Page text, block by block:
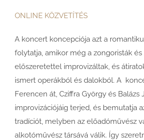
ONLINE KÖZVETÍTÉS
A koncert koncepciója azt a
folytatja, amikor még a zongoristák és
előszeretettel improvizáltak, és
ismert operákból és dalokból. A
Ferencen át, Cziffra György és Balázs
improvizációjáig terjed, és bemutatja
tradíciót, melyben az előadóművész
alkotóművész társává válik. Így